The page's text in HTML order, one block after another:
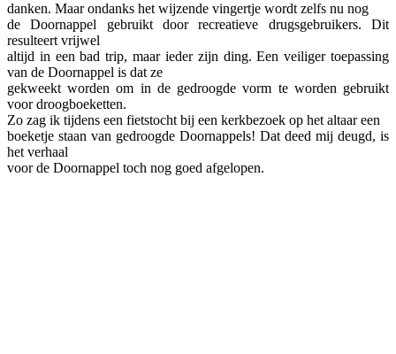
danken. Maar ondanks het wijzende vingertje wordt zelfs nu nog
de Doornappel gebruikt door recreatieve drugsgebruikers. Dit
resulteert vrijwel
altijd in een bad trip, maar ieder zijn ding. Een veiliger toepassing
van de Doornappel is dat ze
gekweekt worden om in de gedroogde vorm te worden gebruikt
voor droogboeketten.
Zo zag ik tijdens een fietstocht bij een kerkbezoek op het altaar een
boeketje staan van gedroogde Doornappels! Dat deed mij deugd, is
het verhaal
voor de Doornappel toch nog goed afgelopen.